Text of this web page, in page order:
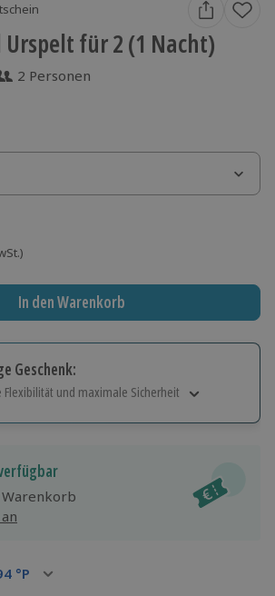
für 2 (1 Nacht)
13 Bewertungen
2 Personen
In den Warenkorb
Geschenk:
Flexibilität und maximale Sicherheit
alle Erlebnisse einlösbar.
°P